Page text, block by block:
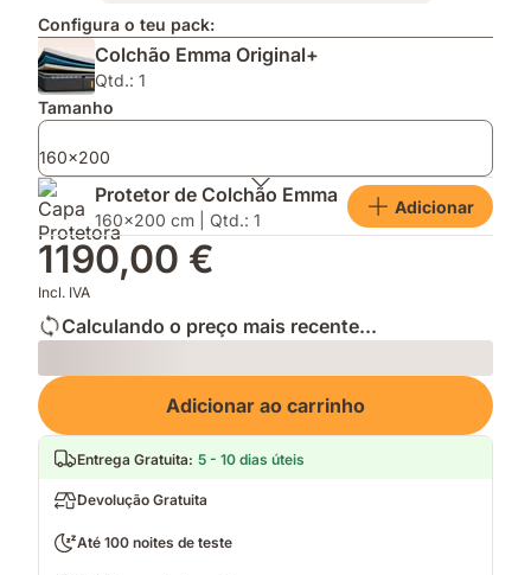
de
espuma
e
molas
ensacadas
a
inovadora
tecnologia
AirGrid®
Outono,
quente
e
macio
para
te
garantir
uma
noite
descansada
Configura o teu pack:
Colchão Emma Original+
Qtd.: 1
Tamanho
160x200
Protetor de Colchão Emma
160x200 cm | Qtd.: 1
Adicionar
1190,00 €
Incl. IVA
Calculando o preço mais recente...
Loading
Adicionar ao carrinho
Entrega Gratuita: 5 - 10 dias úteis
Devolução Gratuita
Até 100 noites de teste